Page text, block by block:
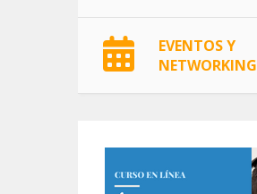
EVENTOS Y
NETWORKING